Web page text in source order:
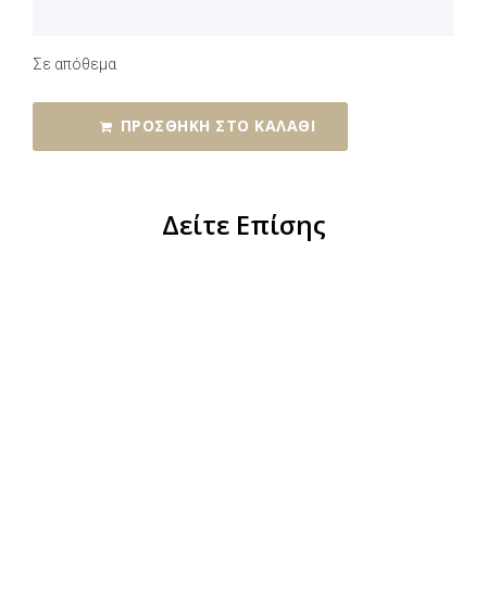
Σε απόθεμα
ΠΡΟΣΘΉΚΗ ΣΤΟ ΚΑΛΆΘΙ
Δείτε Επίσης